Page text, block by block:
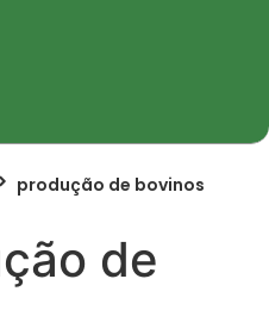
produção de bovinos
de